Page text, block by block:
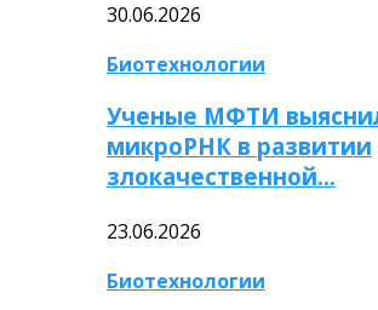
30.06.2026
Биотехнологии
Ученые МФТИ
микроРНК в развитии
злокачественной…
23.06.2026
Биотехнологии